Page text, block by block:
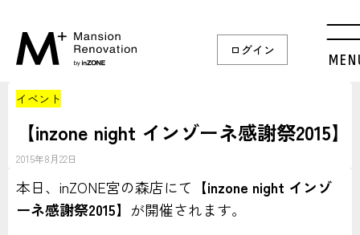
ログイン
イベント
【inzone night インゾーネ感謝祭2015】
2015年8月22日
本日、inZONE宮の森店にて 【inzone night インゾ
ーネ感謝祭2015】 が開催されます。